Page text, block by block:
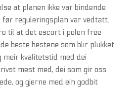
at planen ikke var bindende
reguleringsplan var vedtatt.
til at det escort i polen free
beste hestene som blir plukket
meir kvalitetstid med dei
mest med, dei som gir oss
og gjerne med ein godbit